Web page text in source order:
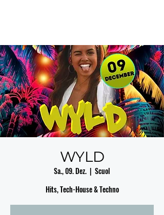
WYLD
Sa., 09. Dez.
  |
Scuol
Hits, Tech-House & Techno